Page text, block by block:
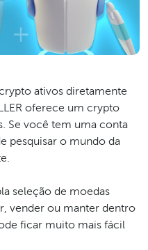
ativos diretamente
oferece um crypto
Se você tem uma conta
pesquisar o mundo da
seleção de moedas
vender ou manter dentro
ficar muito mais fácil